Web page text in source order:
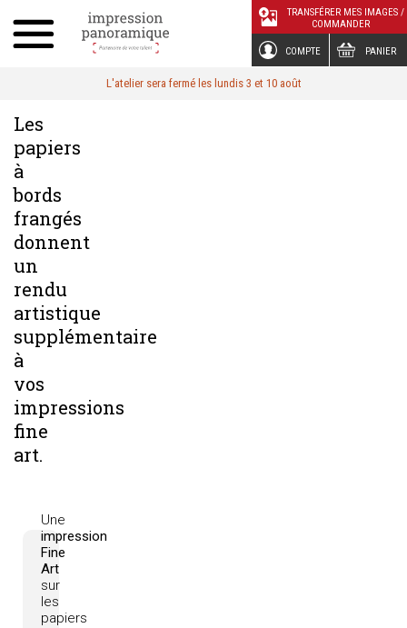
COMPTE PANIER
TRANSFÉRER MES IMAGES /
COMMANDER
L'atelier sera fermé les lundis 3 et 10 août
Les
papiers
à
bords
frangés
donnent
un
rendu
artistique
supplémentaire
à
vos
impressions
fine
art.
Une
impression
Fine
Art
sur
les
papiers